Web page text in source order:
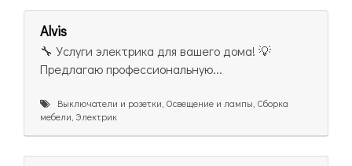
Alvis
🔧 Услуги электрика для вашего дома! 💡
Предлагаю профессиональную...
Выключатели и розетки, Освещение и лампы, Сборка
мебели, Электрик